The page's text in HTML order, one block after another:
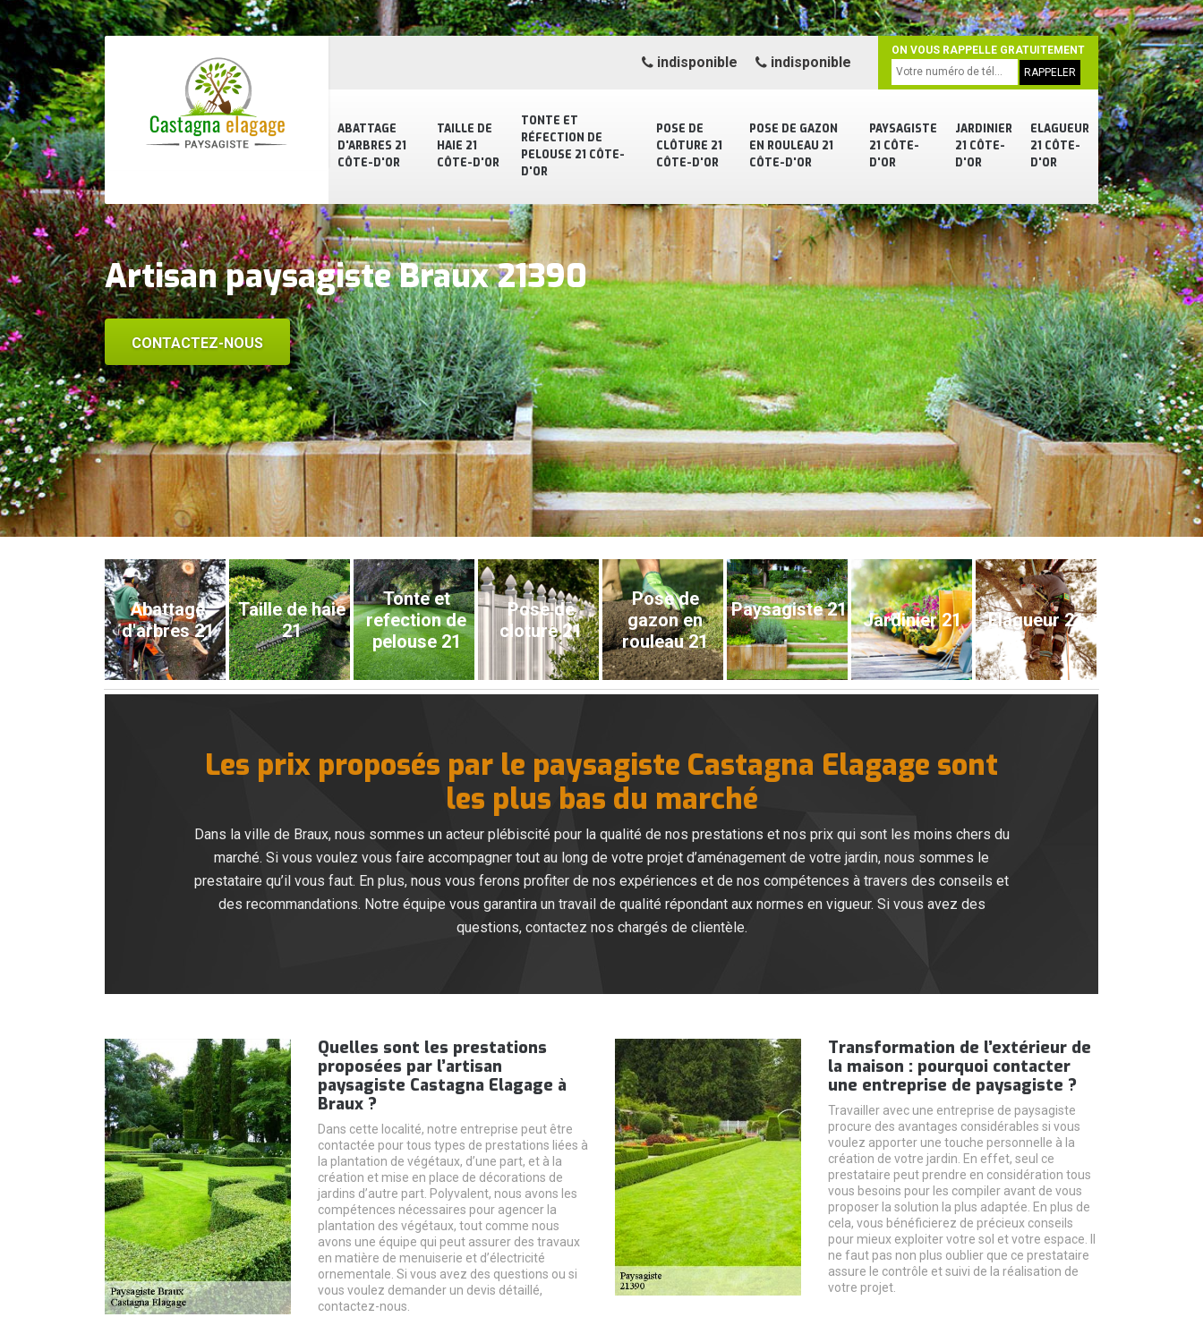
ABATTAGE
D'ARBRES 21
CÔTE-D'OR
TAILLE DE
HAIE 21
CÔTE-D'OR
TONTE ET
RÉFECTION DE
PELOUSE 21 CÔTE-
D'OR
POSE DE
CLÔTURE 21
CÔTE-D'OR
POSE DE GAZON
EN ROULEAU 21
CÔTE-D'OR
PAYSAGISTE
21 CÔTE-
D'OR
JARDINIER
21 CÔTE-
D'OR
ELAGUEUR
21 CÔTE-
D'OR
indisponible indisponible
ON VOUS RAPPELLE GRATUITEMENT
Artisan paysagiste Braux 21390
CONTACTEZ-NOUS
Abattage
d'arbres 21
Taille de haie
21
Tonte et
refection de
pelouse 21
Pose de
cloture 21
Pose de
gazon en
rouleau 21
Paysagiste 21 Jardinier 21 Elagueur 21
Les prix proposés par le paysagiste Castagna Elagage sont
les plus bas du marché
Dans la ville de Braux, nous sommes un acteur plébiscité pour la qualité de nos prestations et nos prix qui sont les moins chers du
marché. Si vous voulez vous faire accompagner tout au long de votre projet d’aménagement de votre jardin, nous sommes le
prestataire qu’il vous faut. En plus, nous vous ferons profiter de nos expériences et de nos compétences à travers des conseils et
des recommandations. Notre équipe vous garantira un travail de qualité répondant aux normes en vigueur. Si vous avez des
questions, contactez nos chargés de clientèle.
Quelles sont les prestations
proposées par l’artisan
paysagiste Castagna Elagage à
Braux ?
Dans cette localité, notre entreprise peut être
contactée pour tous types de prestations liées à
la plantation de végétaux, d’une part, et à la
création et mise en place de décorations de
jardins d’autre part. Polyvalent, nous avons les
compétences nécessaires pour agencer la
plantation des végétaux, tout comme nous
avons une équipe qui peut assurer des travaux
en matière de menuiserie et d’électricité
ornementale. Si vous avez des questions ou si
vous voulez demander un devis détaillé,
contactez-nous.
Transformation de l’extérieur de
la maison : pourquoi contacter
une entreprise de paysagiste ?
Travailler avec une entreprise de paysagiste
procure des avantages considérables si vous
voulez apporter une touche personnelle à la
création de votre jardin. En effet, seul ce
prestataire peut prendre en considération tous
vous besoins pour les compiler avant de vous
proposer la solution la plus adaptée. En plus de
cela, vous bénéficierez de précieux conseils
pour mieux exploiter votre sol et votre espace. Il
ne faut pas non plus oublier que ce prestataire
assure le contrôle et suivi de la réalisation de
votre projet.